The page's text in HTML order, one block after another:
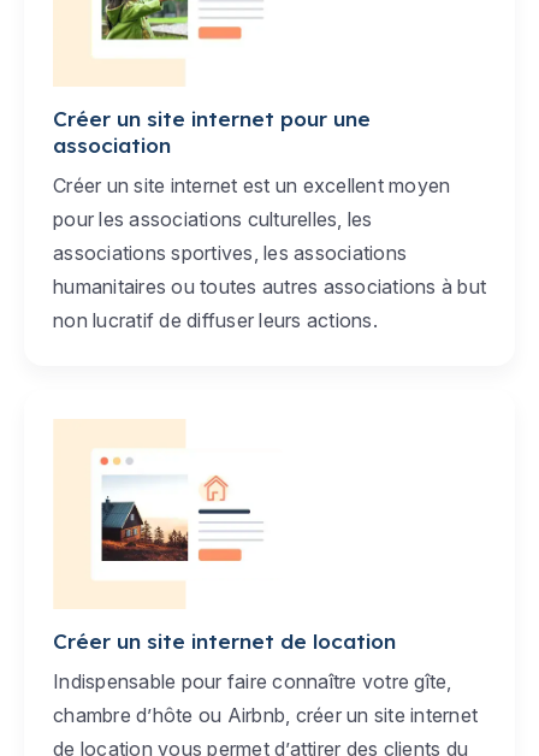
Créer un site internet pour une
association
Créer un site internet est un excellent moyen
pour les associations culturelles, les
associations sportives, les associations
humanitaires ou toutes autres associations à but
non lucratif de diffuser leurs actions.
Créer un site internet de location
Indispensable pour faire connaître votre gîte,
chambre d’hôte ou Airbnb, créer un site internet
de location vous permet d’attirer des clients du